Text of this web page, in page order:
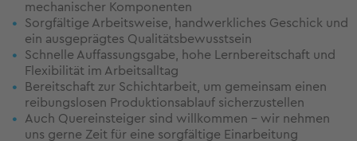
mechanischer Komponenten
Sorgfältige Arbeitsweise, handwerkliches Geschick und
ein ausgeprägtes Qualitätsbewusstsein
Schnelle Auffassungsgabe, hohe Lernbereitschaft und
Flexibilität im Arbeitsalltag
Bereitschaft zur Schichtarbeit, um gemeinsam einen
reibungslosen Produktionsablauf sicherzustellen
Auch Quereinsteiger sind willkommen – wir nehmen
uns gerne Zeit für eine sorgfältige Einarbeitung